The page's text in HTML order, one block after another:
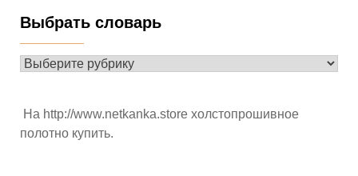
Выбрать словарь
Выбрать
На http://www.netkanka.store холстопрошивное
полотно купить.